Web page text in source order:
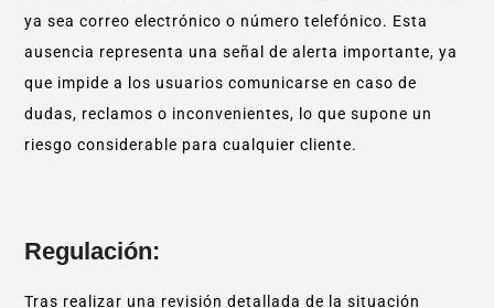
ya sea correo electrónico o número telefónico. Esta
ausencia representa una señal de alerta importante, ya
que impide a los usuarios comunicarse en caso de
dudas, reclamos o inconvenientes, lo que supone un
riesgo considerable para cualquier cliente.
Regulación:
Tras realizar una revisión detallada de la situación